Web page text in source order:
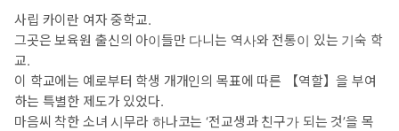
사립 카이란 여자 중학교.
그곳은 보육원 출신의 아이들만 다니는 역사와 전통이 있는 기숙 학
교.
이 학교에는 예로부터 학생 개개인의 목표에 따른 【역할】을 부여
하는 특별한 제도가 있었다.
마음씨 착한 소녀 시무라 하나코는 ‘전교생과 친구가 되는 것’을 목